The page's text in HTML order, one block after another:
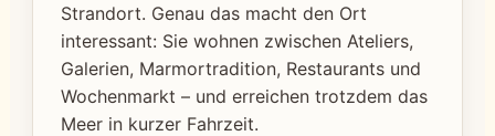
Strandort. Genau das macht den Ort
interessant: Sie wohnen zwischen Ateliers,
Galerien, Marmortradition, Restaurants und
Wochenmarkt – und erreichen trotzdem das
Meer in kurzer Fahrzeit.